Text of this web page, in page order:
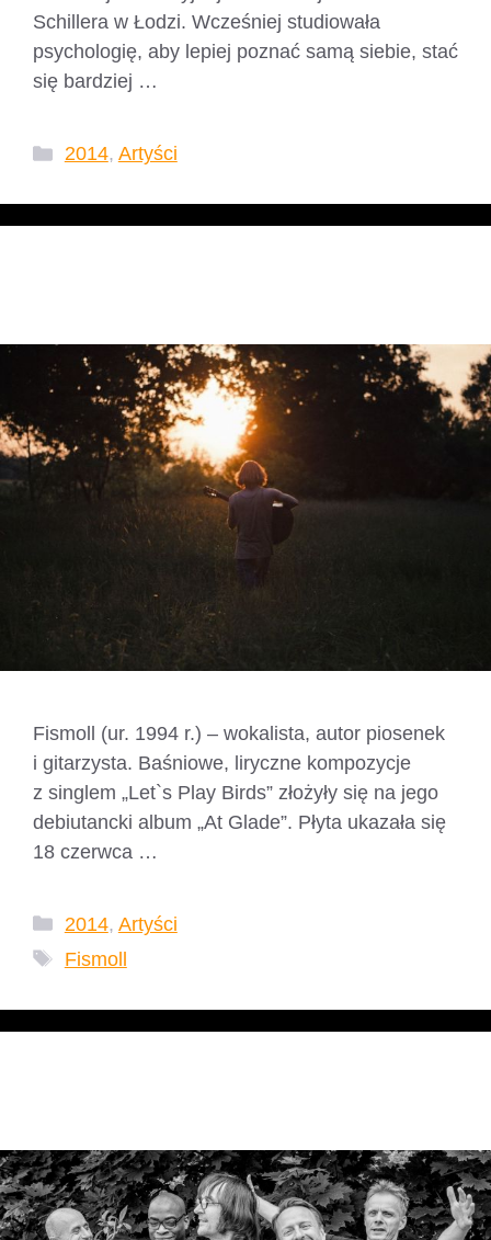
Schillera w Łodzi. Wcześniej studiowała
psychologię, aby lepiej poznać samą siebie, stać
się bardziej …
Kategorie
2014, Artyści
Fismoll (ur. 1994 r.) – wokalista, autor piosenek
i gitarzysta. Baśniowe, liryczne kompozycje
z singlem „Let`s Play Birds” złożyły się na jego
debiutancki album „At Glade”. Płyta ukazała się
18 czerwca …
Kategorie
2014, Artyści
Tagi
Fismoll